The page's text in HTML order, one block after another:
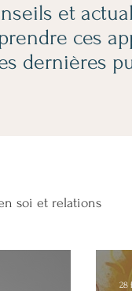
et
ces
dernières
soi et relations
et sommeil
28